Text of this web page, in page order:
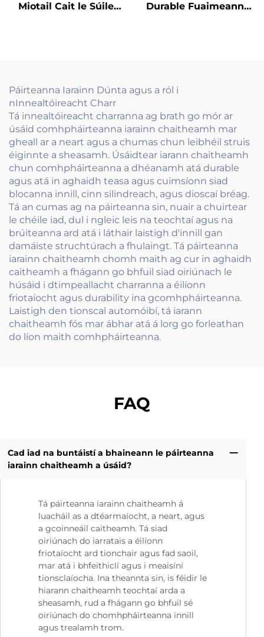
Miotail Cait le Súile
Durable Fuaimeanna
Páirteanna Iarainn Dúnta agus a ról i
nInnealtóireacht Charr
Tá innealtóireacht charranna ag brath go mór ar
úsáid comhpháirteanna iarainn chaitheamh mar
gheall ar a neart agus a chumas chun leibhéil struis
éiginnte a sheasamh. Úsáidtear iarann chaitheamh
chun comhpháirteanna a dhéanamh atá durable
agus atá in aghaidh teasa agus cuimsíonn siad
blocanna innill, cinn silindreach, agus dioscaí bréag.
Tá an cumas ag na páirteanna sin, nuair a chuirtear
le chéile iad, dul i ngleic leis na teochtaí agus na
brúiteanna ard atá i láthair laistigh d'innill gan
damáiste struchtúrach a fhulaingt. Tá páirteanna
iarainn chaitheamh chomh maith ag cur in aghaidh
caitheamh a fhágann go bhfuil siad oiriúnach le
húsáid i dtimpeallacht charranna a éilíonn
friotaíocht agus durability ina gcomhpháirteanna.
Laistigh den tionscal automóibí, tá iarann
chaitheamh fós mar ábhar atá á lorg go forleathan
do líon maith comhpháirteanna.
FAQ
Cad iad na buntáistí a bhaineann le páirteanna
iarainn chaitheamh a úsáid?
Tá páirteanna iarainn chaitheamh á
luacháil as a dtéarmaíocht, a neart, agus
a gcoinneáil caitheamh. Tá siad
oiriúnach do iarratais a éilíonn
friotaíocht ard tionchair agus fad saoil,
mar atá i bhfeithiclí agus i meaisíní
tionsclaíocha. Ina theannta sin, is féidir le
hiarann chaitheamh teochtaí arda a
sheasamh, rud a fhágann go bhfuil sé
oiriúnach do chomhpháirteanna innill
agus trealamh trom.